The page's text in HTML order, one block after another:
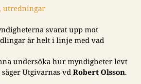
, utredningar
svarat upp mot
är helt i linje med vad
undersöka hur myndigheter levt
Utgivarnas vd Robert Olsson.